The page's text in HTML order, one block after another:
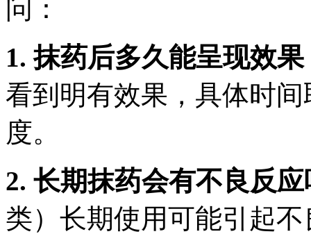
问：
1. 抹药后多久能呈现效果
看到明有效果，具体时
度。
2. 长期抹药会有不良反
类）长期使用可能引起